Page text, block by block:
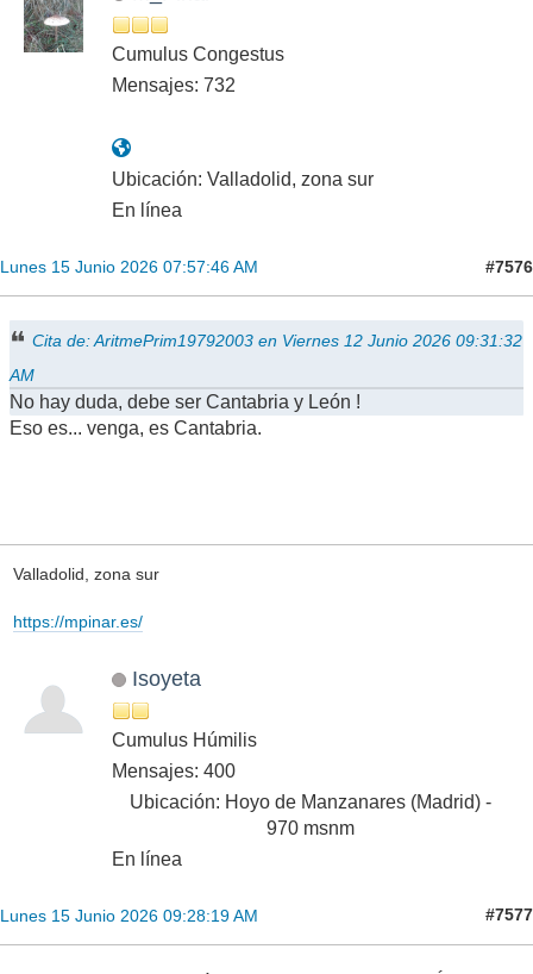
Cumulus Congestus
Mensajes: 732
Ubicación: Valladolid, zona sur
En línea
Lunes 15 Junio 2026 07:57:46 AM #7576
Cita de: AritmePrim19792003 en Viernes 12 Junio 2026 09:31:32
AM
No hay duda, debe ser Cantabria y León !
Eso es... venga, es Cantabria.
Valladolid, zona sur
https://mpinar.es/
Isoyeta
Cumulus Húmilis
Mensajes: 400
Ubicación: Hoyo de Manzanares (Madrid) -
970 msnm
En línea
Lunes 15 Junio 2026 09:28:19 AM #7577